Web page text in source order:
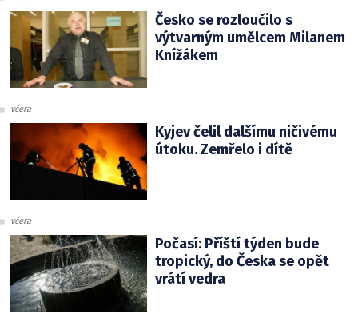
Česko se rozloučilo s
výtvarným umělcem Milanem
Knížákem
včera
Kyjev čelil dalšímu ničivému
útoku. Zemřelo i dítě
včera
Počasí: Příští týden bude
tropický, do Česka se opět
vrátí vedra